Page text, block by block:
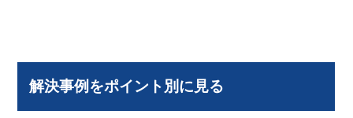
解決事例をポイント別に見る